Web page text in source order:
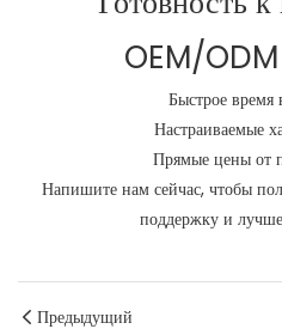
OEM/ODM
Быстрое время
Настраиваемые
Прямые ценыот
Напишите нам сейчас, чтобы
поддержку и
Предыдущий